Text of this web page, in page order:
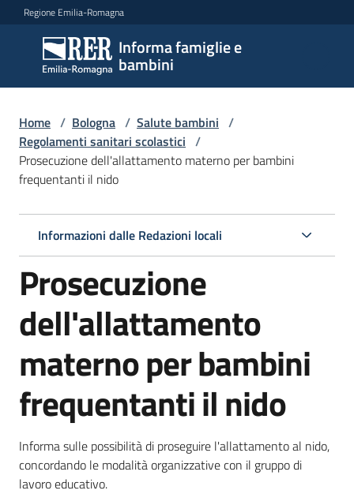
Vai al contenuto
Vai alla navigazione
Vai al footer
Regione Emilia-Romagna
Informa famiglie e
bambini
Informa
famiglie
e
bambini
Argomenti
Servizi
Centri
per
le
Informazioni
Home / Bologna / Salute bambini /
Regolamenti sanitari scolastici /
Prosecuzione dell'allattamento materno per bambini
frequentanti il nido
Informazioni dalle Redazioni locali
Prosecuzione
dell'allattamento
materno per bambini
frequentanti il nido
Informa sulle possibilità di proseguire l'allattamento al nido,
concordando le modalità organizzative con il gruppo di
lavoro educativo.